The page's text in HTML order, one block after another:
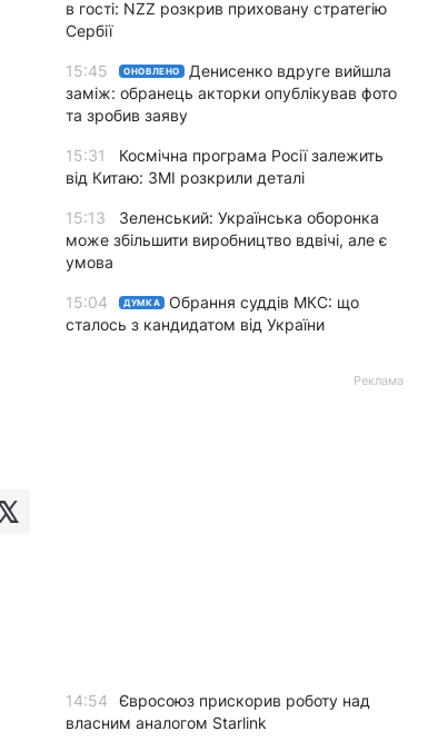
в гості: NZZ розкрив приховану стратегію
Сербії
15:45 ОНОВЛЕНО
Денисенко вдруге вийшла
заміж: обранець акторки опублікував фото
та зробив заяву
15:31
Космічна програма Росії залежить
від Китаю: ЗМІ розкрили деталі
15:13
Зеленський: Українська оборонка
може збільшити виробництво вдвічі, але є
умова
15:04 ДУМКА
Обрання суддів МКС: що
сталось з кандидатом від України
Реклама
14:54
Євросоюз прискорив роботу над
власним аналогом Starlink